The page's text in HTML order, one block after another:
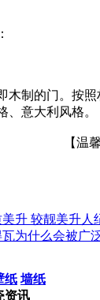
木制的门。按
、意大利风格。
【温
升 较靓美升人
为什么会被广
纸 墙纸
资讯